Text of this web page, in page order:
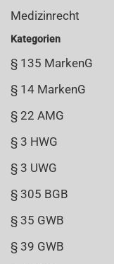
Medizinrecht
Kategorien
§ 135 MarkenG
§ 14 MarkenG
§ 22 AMG
§ 3 HWG
§ 3 UWG
§ 305 BGB
§ 35 GWB
§ 39 GWB